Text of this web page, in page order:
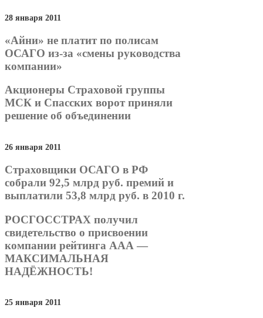
28 января 2011
«Айни» не платит по полисам
ОСАГО из-за «смены руководства
компании»
Акционеры Страховой группы
МСК и Спасских ворот приняли
решение об объединении
26 января 2011
Страховщики ОСАГО в РФ
собрали 92,5 млрд руб. премий и
выплатили 53,8 млрд руб. в 2010 г.
РОСГОССТРАХ получил
свидетельство о присвоении
компании рейтинга ААА —
МАКСИМАЛЬНАЯ
НАДЁЖНОСТЬ!
25 января 2011